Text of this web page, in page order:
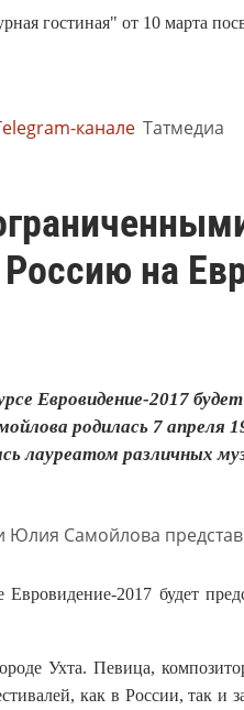
гостиная" от 10 марта
канале Татмедиа
на
Евровидение-2017
родилась 7 апреля
лауреатом различных
2017 будет
Ухта. Певица,
как в России, так